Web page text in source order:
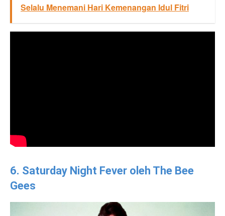
Selalu Menemani Hari Kemenangan Idul Fitri
6. Saturday Night Fever oleh The Bee
Gees